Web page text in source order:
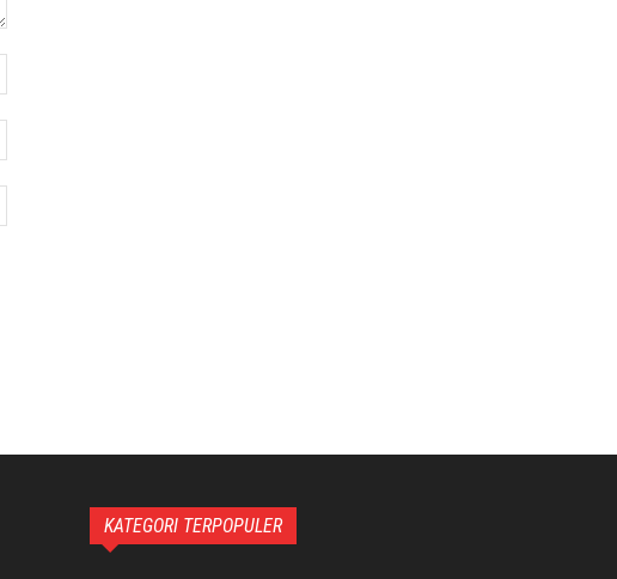
KATEGORI TERPOPULER